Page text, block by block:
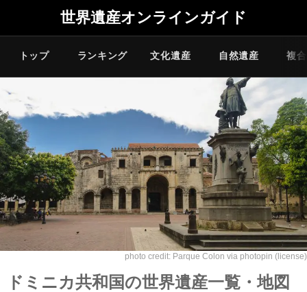
世界遺産オンラインガイド
トップ ランキング 文化遺産 自然遺産 複
photo credit: Parque Colon via photopin (license)
ドミニカ共和国の世界遺産一覧・地図